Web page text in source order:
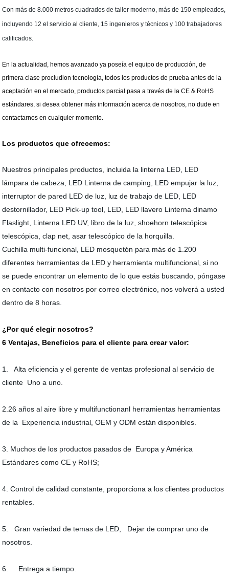
Con más de 8.000 metros cuadrados de taller moderno, más de 150 empleados,
incluyendo 12 el servicio al cliente, 15 ingenieros y técnicos y 100 trabajadores
calificados.
En la actualidad, hemos avanzado ya poseía el equipo de producción, de
primera clase procludion tecnología, todos los productos de prueba antes de la
aceptación en el mercado, productos parcial pasa a través de la CE & RoHS
estándares, si desea obtener más información acerca de nosotros, no dude en
contactarnos en cualquier momento.
Los productos que ofrecemos:
Nuestros principales productos, incluida la linterna LED, LED
lámpara de cabeza, LED Linterna de camping, LED empujar la luz,
interruptor de pared LED de luz, luz de trabajo de LED, LED
destornillador, LED Pick-up tool, LED, LED llavero Linterna dinamo
Flaslight, Linterna LED UV, libro de la luz, shoehorn telescópica
telescópica, clap net, asar telescópico de la horquilla.
Cuchilla multi-funcional, LED mosquetón para más de 1.200
diferentes herramientas de LED y herramienta multifuncional, si no
se puede encontrar un elemento de lo que estás buscando, póngase
en contacto con nosotros por correo electrónico, nos volverá a usted
dentro de 8 horas.
¿Por qué elegir nosotros?
6 Ventajas, Beneficios para el cliente para crear valor:
1. Alta eficiencia y el gerente de ventas profesional al servicio de
cliente Uno a uno
2.26 años al aire libre y multifunctionanl herramientas herramientas
de la Experiencia industrial, OEM y ODM están disponibles
3. Muchos de los productos pasados de Europa y América
Estándares como CE y RoHS;
4. Control de calidad constante, proporciona a los clientes productos
rentables.
5. Gran variedad de temas de LED, Dejar de comprar uno de
nosotros.
6. Entrega a tiempo.